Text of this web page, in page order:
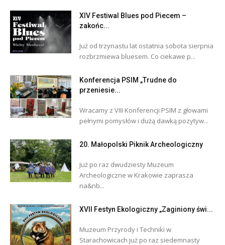
XIV Festiwal Blues pod Piecem –
zakońc...
Już od trzynastu lat ostatnia sobota sierpnia
rozbrzmiewa bluesem. Co ciekawe p...
Konferencja PSIM „Trudne do
przeniesie...
Wracamy z VIII Konferencji PSIM z głowami
pełnymi pomysłów i dużą dawką pozytyw...
20. Małopolski Piknik Archeologiczny
Już po raz dwudziesty Muzeum
Archeologiczne w Krakowie zaprasza
na&nb...
XVII Festyn Ekologiczny „Zaginiony świ...
Muzeum Przyrody i Techniki w
Starachowicach już po raz siedemnasty